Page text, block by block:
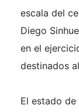
escala del
Diego
en el
destinados
El estado